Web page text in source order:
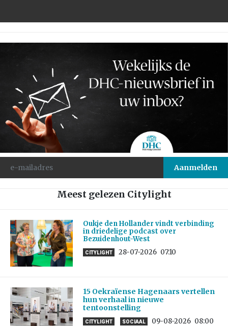
Meest gelezen Citylight
Oukje den Hollander vindt verbinding
in driedelige podcast over
Bezuidenhout-West
CITYLIGHT 28-07-2026 07:10
15 Oekraïense Hagenaars vertellen
hun verhaal in nieuwe
tentoonstelling
CITYLIGHT SOCIAAL 09-08-2026 08:00